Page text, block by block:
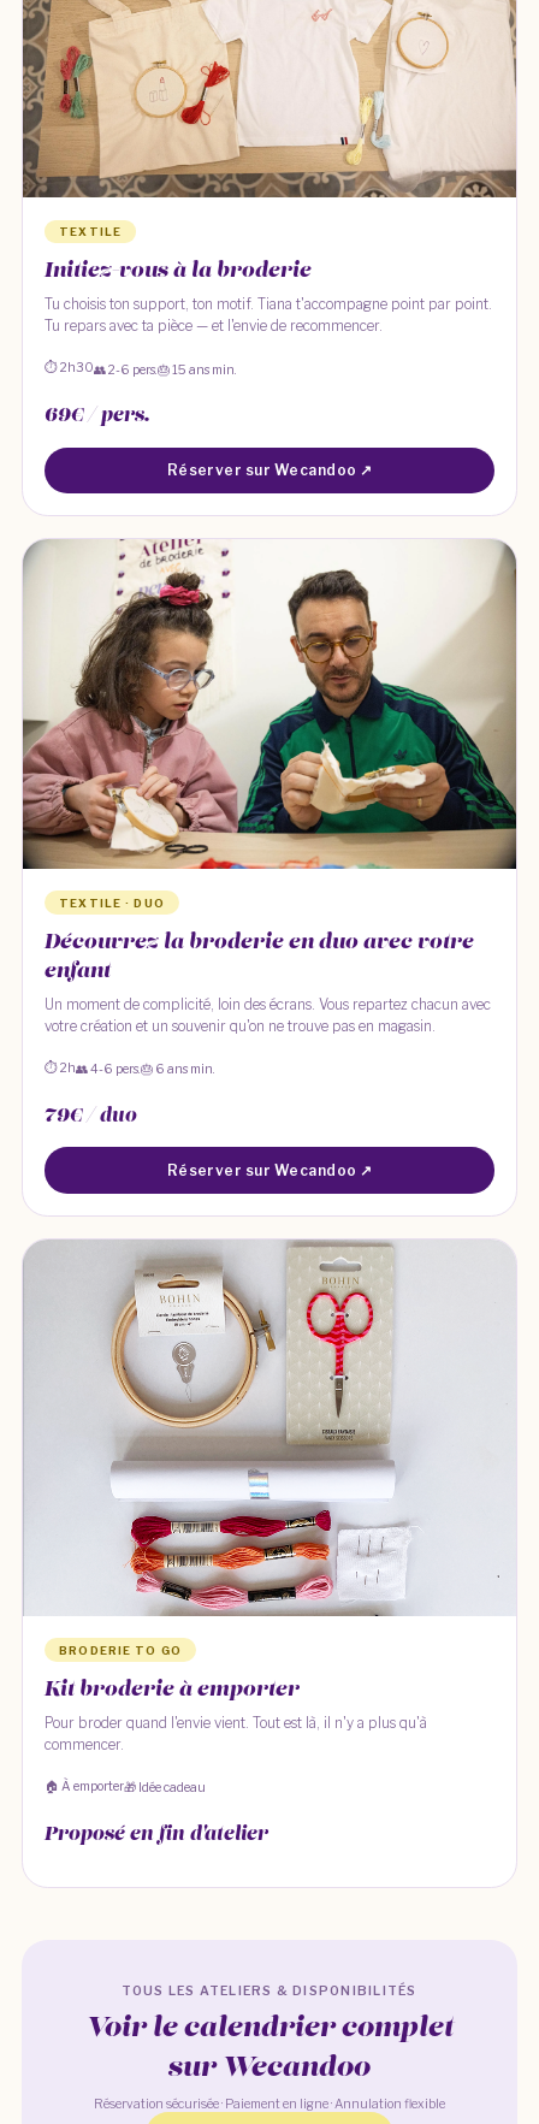
TEXTILE
Initiez-vous à la broderie
Tu choisis ton support, ton motif. Tiana t'accompagne point par point.
Tu repars avec ta pièce — et l'envie de recommencer.
⏱ 2h30👥 2-6 pers.🎂 15 ans min.
69€ / pers.
Réserver sur Wecandoo ↗
TEXTILE · DUO
Découvrez la broderie en duo avec votre
enfant
Un moment de complicité, loin des écrans. Vous repartez chacun avec
votre création et un souvenir qu'on ne trouve pas en magasin.
⏱ 2h👥 4-6 pers.🎂 6 ans min.
79€ / duo
Réserver sur Wecandoo ↗
BRODERIE TO GO
Kit broderie à emporter
Pour broder quand l'envie vient. Tout est là, il n'y a plus qu'à
commencer.
🏠 À emporter🎁 Idée cadeau
Proposé en fin d'atelier
TOUS LES ATELIERS & DISPONIBILITÉS
Voir le calendrier complet
sur Wecandoo
Réservation sécurisée · Paiement en ligne · Annulation flexible